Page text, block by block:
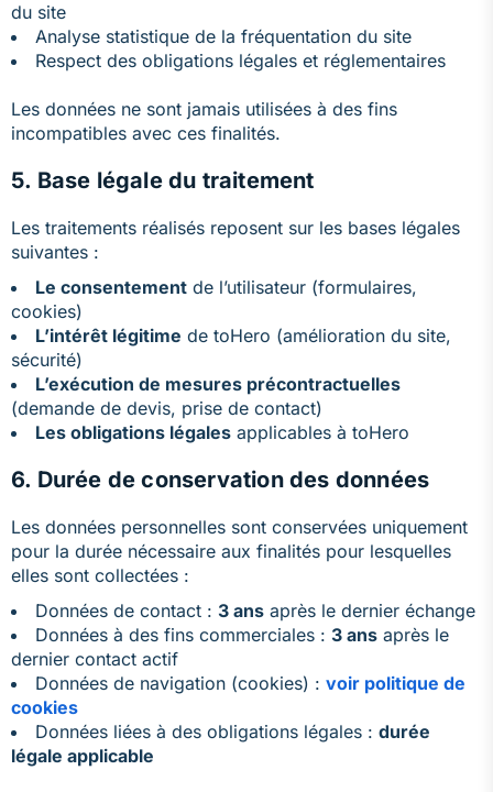
du site
Analyse statistique de la fréquentation du site
Respect des obligations légales et réglementaires
Les données ne sont jamais utilisées à des fins
incompatibles avec ces finalités.
5. Base légale du traitement
Les traitements réalisés reposent sur les bases légales
suivantes :
Le consentement de l’utilisateur (formulaires,
cookies)
L’intérêt légitime de toHero (amélioration du site,
sécurité)
L’exécution de mesures précontractuelles
(demande de devis, prise de contact)
Les obligations légales applicables à toHero
6. Durée de conservation des données
Les données personnelles sont conservées uniquement
pour la durée nécessaire aux finalités pour lesquelles
elles sont collectées :
Données de contact : 3 ans après le dernier échange
Données à des fins commerciales : 3 ans après le
dernier contact actif
Données de navigation (cookies) : voir politique de
cookies
Données liées à des obligations légales : durée
légale applicable